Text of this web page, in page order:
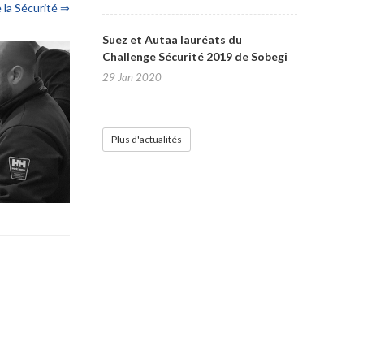
la Sécurité ⇒
Suez et Autaa lauréats du
Challenge Sécurité 2019 de Sobegi
29 Jan 2020
Plus d'actualités